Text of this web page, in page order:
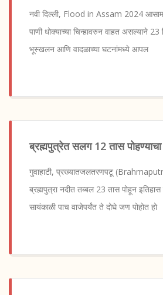
नवी दिल्ली, Flood in Assam 2024
पाणी धोक्याच्या चिन्हावरुन वाहत असल्याने
भूस्खलन आणि वादळाच्या घटनांमध्ये आपल
ब्रह्मपुत्रेत सलग 12 तास पोहण्याचा
गुवाहाटी, प्रख्यातजलतरणपटू
ब्रह्मपुत्रा नदीत तब्बल 23 तास पोहून
सायंकाळी पाच वाजेपर्यंत ते दोघे जण पोहोत हो